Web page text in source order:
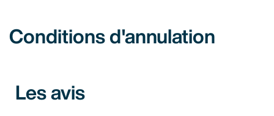
Conditions d'annulation
Les avis